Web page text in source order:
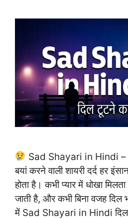
Sad Shayari in Hindi –
बयां करने वाली शायरी दर्द हर
होता है। कभी प्यार में धोखा
जाती है, और कभी बिना वजह दिल
में Sad Shayari in Hindi